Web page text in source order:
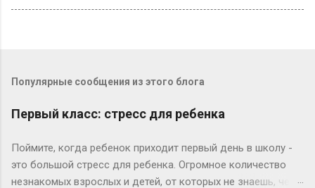
Популярные сообщения из этого блога
Первый класс: стресс для ребенка
Поймите, когда ребенок приходит первый день в школу -
это большой стресс для ребенка. Огромное количество
незнакомых взрослых и детей, от которых не знаешь, чего